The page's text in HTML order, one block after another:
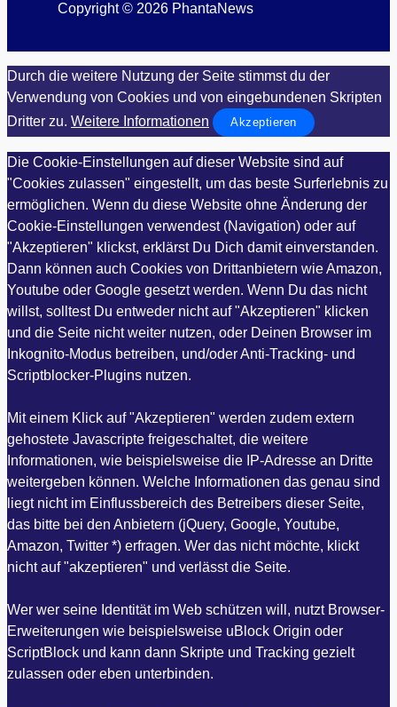
Copyright © 2026 PhantaNews
Durch die weitere Nutzung der Seite stimmst du der
Verwendung von Cookies und von eingebundenen Skripten
Dritter zu. Weitere Informationen Akzeptieren
Die Cookie-Einstellungen auf dieser Website sind auf
"Cookies zulassen" eingestellt, um das beste Surferlebnis zu
ermöglichen. Wenn du diese Website ohne Änderung der
Cookie-Einstellungen verwendest (Navigation) oder auf
"Akzeptieren" klickst, erklärst Du Dich damit einverstanden.
Dann können auch Cookies von Drittanbietern wie Amazon,
Youtube oder Google gesetzt werden. Wenn Du das nicht
willst, solltest Du entweder nicht auf "Akzeptieren" klicken
und die Seite nicht weiter nutzen, oder Deinen Browser im
Inkognito-Modus betreiben, und/oder Anti-Tracking- und
Scriptblocker-Plugins nutzen.
Mit einem Klick auf "Akzeptieren" werden zudem extern
gehostete Javascripte freigeschaltet, die weitere
Informationen, wie beispielsweise die IP-Adresse an Dritte
weitergeben können. Welche Informationen das genau sind
liegt nicht im Einflussbereich des Betreibers dieser Seite,
das bitte bei den Anbietern (jQuery, Google, Youtube,
Amazon, Twitter *) erfragen. Wer das nicht möchte, klickt
nicht auf "akzeptieren" und verlässt die Seite.
Wer wer seine Identität im Web schützen will, nutzt Browser-
Erweiterungen wie beispielsweise uBlock Origin oder
ScriptBlock und kann dann Skripte und Tracking gezielt
zulassen oder eben unterbinden.